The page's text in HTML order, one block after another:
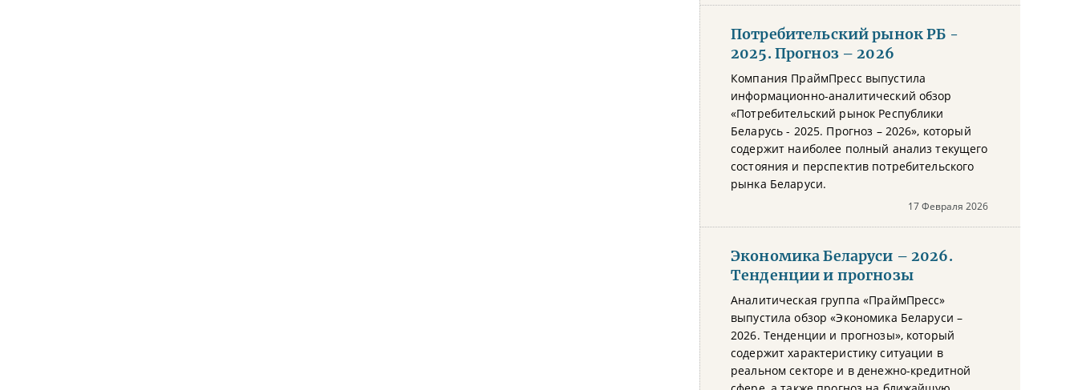
Потребительский рынок РБ -
2025. Прогноз – 2026
Компания ПраймПресс выпустила
информационно-аналитический обзор
«Потребительский рынок Республики
Беларусь - 2025. Прогноз – 2026», который
содержит наиболее полный анализ текущего
состояния и перспектив потребительского
рынка Беларуси.
17 Февраля 2026
Экономика Беларуси – 2026.
Тенденции и прогнозы
Аналитическая группа «ПраймПресс»
выпустила обзор «Экономика Беларуси –
2026. Тенденции и прогнозы», который
содержит характеристику ситуации в
реальном секторе и в денежно-кредитной